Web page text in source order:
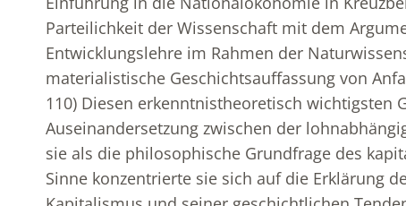
Parteilichkeit der Wissenschaft mit dem
Entwicklungslehre im Rahmen der
materialistische Geschichtsauffassung von
110) Diesen erkenntnistheoretisch wichtigsten
Auseinandersetzung zwischen der
sie als die philosophische Grundfrage des
Sinne konzentrierte sie sich auf die Erklärung